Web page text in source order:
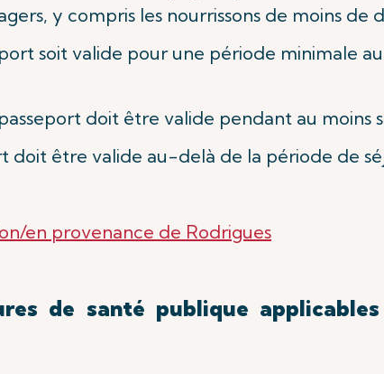
y compris les nourrissons de moins de
soit valide pour une période minimale
doit être valide pendant au moins
doit être valide au-delà de la période de
en provenance de Rodrigues
de santé publique